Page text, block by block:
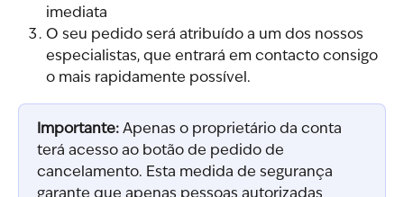
imediata
O seu pedido será atribuído a um dos nossos
especialistas, que entrará em contacto consigo
o mais rapidamente possível.
Importante: Apenas o proprietário da conta
terá acesso ao botão de pedido de
cancelamento. Esta medida de segurança
garante que apenas pessoas autorizadas